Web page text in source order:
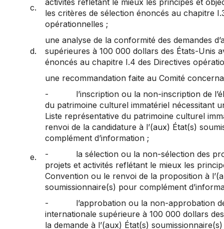
c.
activités reflétant le mieux les principes et
les critères de sélection énoncés au chapitre
opérationnelles ;
d.
une analyse de la conformité des demandes
supérieures à 100 000 dollars des États-Unis
énoncés au chapitre I.4 des Directives
e.
une recommandation faite au Comité
- l’inscription ou la non-inscription de
du patrimoine culturel immatériel nécessitant
Liste représentative du patrimoine culturel
renvoi de la candidature à l’(aux) État(s)
complément d’information ;
- la sélection ou la non-sélection des
projets et activités reflétant le mieux les
Convention ou le renvoi de la proposition à
soumissionnaire(s) pour complément
- l’approbation ou la non-approbation de
internationale supérieure à 100 000 dollars
la demande à l’(aux) État(s)